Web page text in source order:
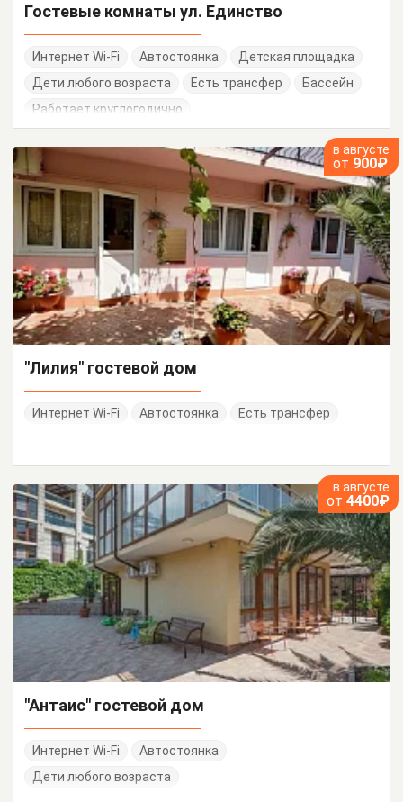
Гостевые комнаты ул. Единство
Интернет Wi-Fi Автостоянка
Детская площадка
Дети любого возраста
Есть трансфер
Бассейн
Работает круглогодично
в августе
от 900₽
"Лилия" гостевой дом
Интернет Wi-Fi Автостоянка Есть трансфер
в августе
от 4400₽
"Антаис" гостевой дом
Интернет Wi-Fi
Автостоянка
Дети любого возраста